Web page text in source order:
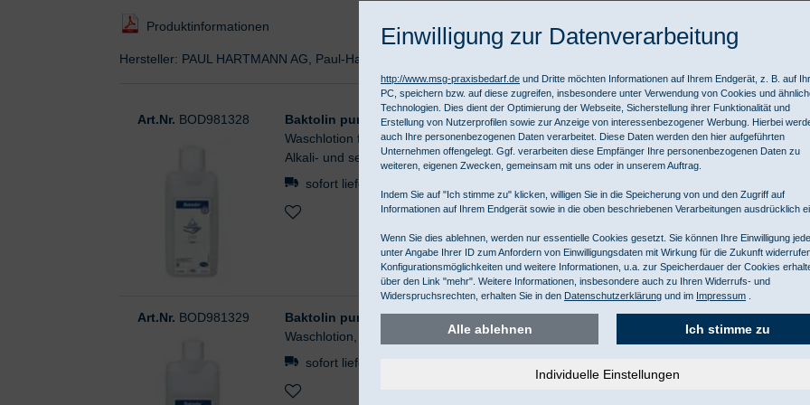
Produktinformationen
Hersteller: PAUL HARTMANN AG, Paul-Hartmann-Straße 12, 89522 Heidenheim, www.hartmann.info/de,
Art.Nr. BOD981328
Baktolin pure 500 ml
Waschlotion für milde Reinigung, frei von Parfum und Farbstoffen.
Alkali- und seifenfrei
sofort lieferbar
Art.Nr. BOD981329
Baktolin pure 1000 ml
Waschlotion, frei von Parfum und Farbstoffen
sofort lieferbar
Einwilligung zur Datenverarbeitung
http://www.msg-praxisbedarf.de und Dritte möchten Informationen auf Ihrem Endgerät, z. B. auf
PC, speichern bzw. auf diese zugreifen, insbesondere unter Verwendung von Cookies und
Technologien. Dies dient der Optimierung der Webseite, Sicherstellung ihrer Funktionalität und
Erstellung von Nutzerprofilen sowie zur Anzeige von interessenbezogener Werbung. Hierbei
auch Ihre personenbezogenen Daten verarbeitet. Diese Daten werden den hier aufgeführten
Unternehmen offengelegt. Ggf. verarbeiten diese Empfänger Ihre personenbezogenen Daten zu
weiteren, eigenen Zwecken, gemeinsam mit uns oder in unserem Auftrag.
Indem Sie auf "Ich stimme zu" klicken, willigen Sie in die Speicherung von und den Zugriff auf
Informationen auf Ihrem Endgerät sowie in die oben beschriebenen Verarbeitungen ausdrücklich
Wenn Sie dies ablehnen, werden nur essentielle Cookies gesetzt. Sie können Ihre Einwilligung
unter Angabe Ihrer ID zum Anfordern von Einwilligungsdaten mit Wirkung für die Zukunft
Konfigurationsmöglichkeiten und weitere Informationen, u.a. zur Speicherdauer der Cookies
über den Link "mehr". Weitere Informationen, insbesondere auch zu Ihren Widerrufs- und
Widerspruchsrechten, erhalten Sie in den Datenschutzerklärung und im Impressum
Ich stimme zu
Alle ablehnen